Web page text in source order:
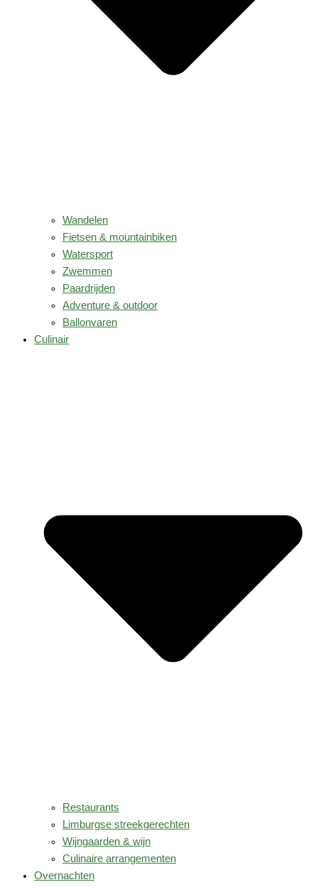
Wandelen
Fietsen & mountainbiken
Watersport
Zwemmen
Paardrijden
Adventure & outdoor
Ballonvaren
Culinair
Restaurants
Limburgse streekgerechten
Wijngaarden & wijn
Culinaire arrangementen
Overnachten